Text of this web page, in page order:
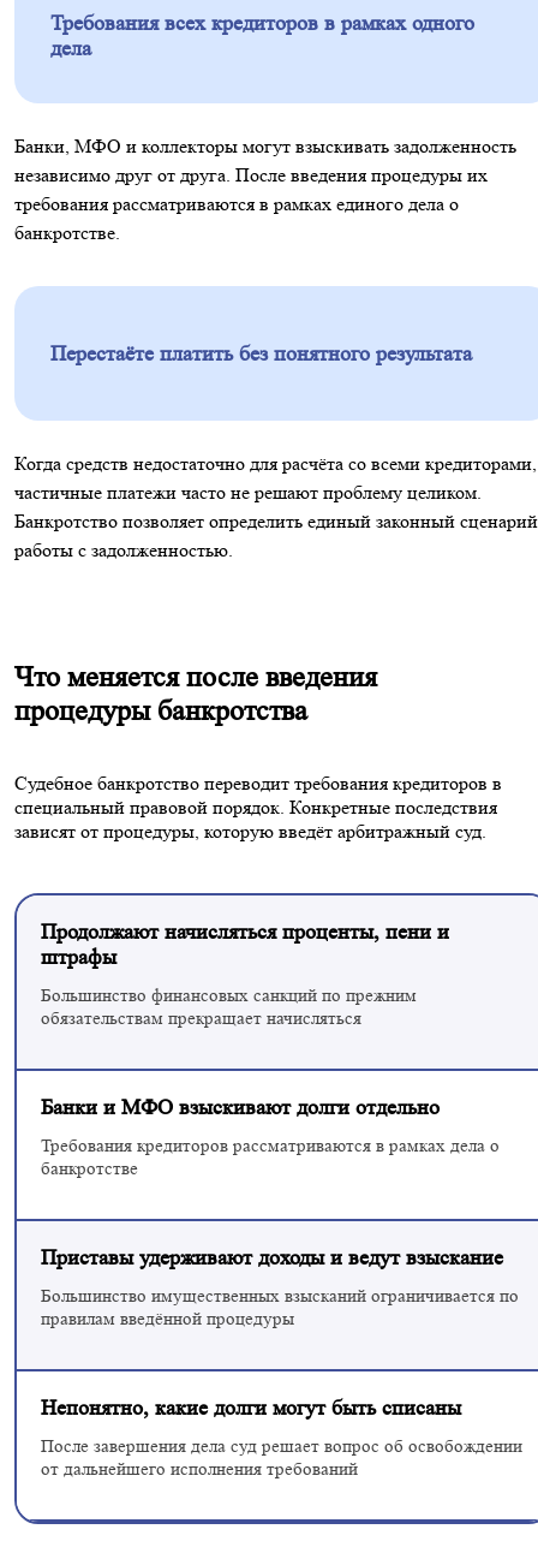
Требования всех кредиторов в рамках одного
дела
Банки, МФО и коллекторы могут взыскивать задолженность
независимо друг от друга. После введения процедуры их
требования рассматриваются в рамках единого дела о
банкротстве.
Перестаёте платить без понятного результата
Когда средств недостаточно для расчёта со всеми кредиторами,
частичные платежи часто не решают проблему целиком.
Банкротство позволяет определить единый законный сценарий
работы с задолженностью.
Что меняется после введения
процедуры банкротства
Судебное банкротство переводит требования кредиторов в
специальный правовой порядок. Конкретные последствия
зависят от процедуры, которую введёт арбитражный суд.
Продолжают начисляться проценты, пени и
штрафы
Большинство финансовых санкций по прежним
обязательствам прекращает начисляться
Банки и МФО взыскивают долги отдельно
Требования кредиторов рассматриваются в рамках дела о
банкротстве
Приставы удерживают доходы и ведут взыскание
Большинство имущественных взысканий ограничивается по
правилам введённой процедуры
Непонятно, какие долги могут быть списаны
После завершения дела суд решает вопрос об освобождении
от дальнейшего исполнения требований